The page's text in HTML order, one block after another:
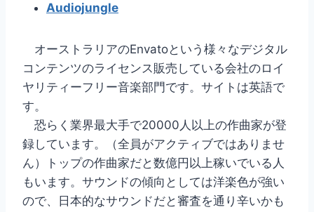
Audiojungle
オーストラリアのEnvatoという様々なデジタル
コンテンツのライセンス販売している会社のロイ
ヤリティーフリー音楽部門です。サイトは英語で
す。
恐らく業界最大手で20000人以上の作曲家が登
録しています。（全員がアクティブではありませ
ん）トップの作曲家だと数億円以上稼いでいる人
もいます。サウンドの傾向としては洋楽色が強い
ので、日本的なサウンドだと審査を通り辛いかも